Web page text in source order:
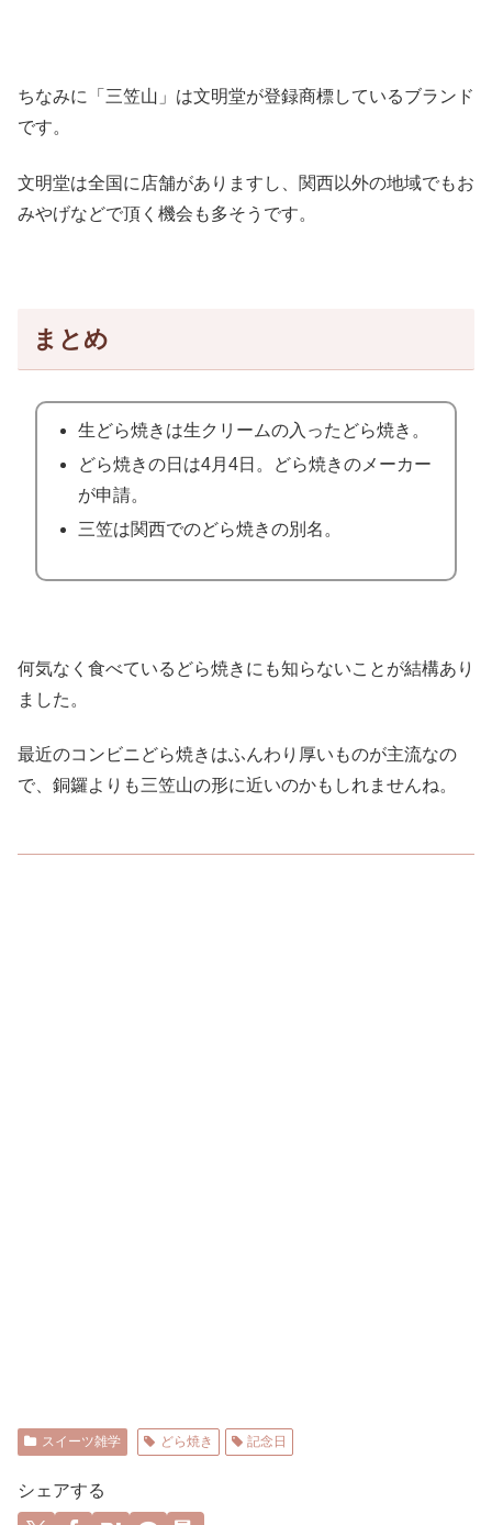
ちなみに「三笠山」は文明堂が登録商標しているブランド
です。
文明堂は全国に店舗がありますし、関西以外の地域でもお
みやげなどで頂く機会も多そうです。
まとめ
生どら焼きは生クリームの入ったどら焼き。
どら焼きの日は4月4日。どら焼きのメーカー
が申請。
三笠は関西でのどら焼きの別名。
何気なく食べているどら焼きにも知らないことが結構あり
ました。
最近のコンビニどら焼きはふんわり厚いものが主流なの
で、銅鑼よりも三笠山の形に近いのかもしれませんね。
スイーツ雑学 どら焼き 記念日
シェアする